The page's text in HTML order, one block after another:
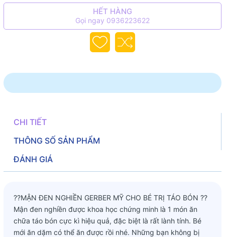
HẾT HÀNG
Gọi ngay 0936223622
CHI TIẾT
THÔNG SỐ SẢN PHẨM
ĐÁNH GIÁ
??MẬN ĐEN NGHIỀN GERBER MỸ CHO BÉ TRỊ TÁO BÓN ??
Mận đen nghiền được khoa học chứng minh là 1 món ăn
chữa táo bón cực kì hiệu quả, đặc biệt là rất lành tính. Bé
mới ăn dặm có thể ăn được rồi nhé. Những bạn không bị